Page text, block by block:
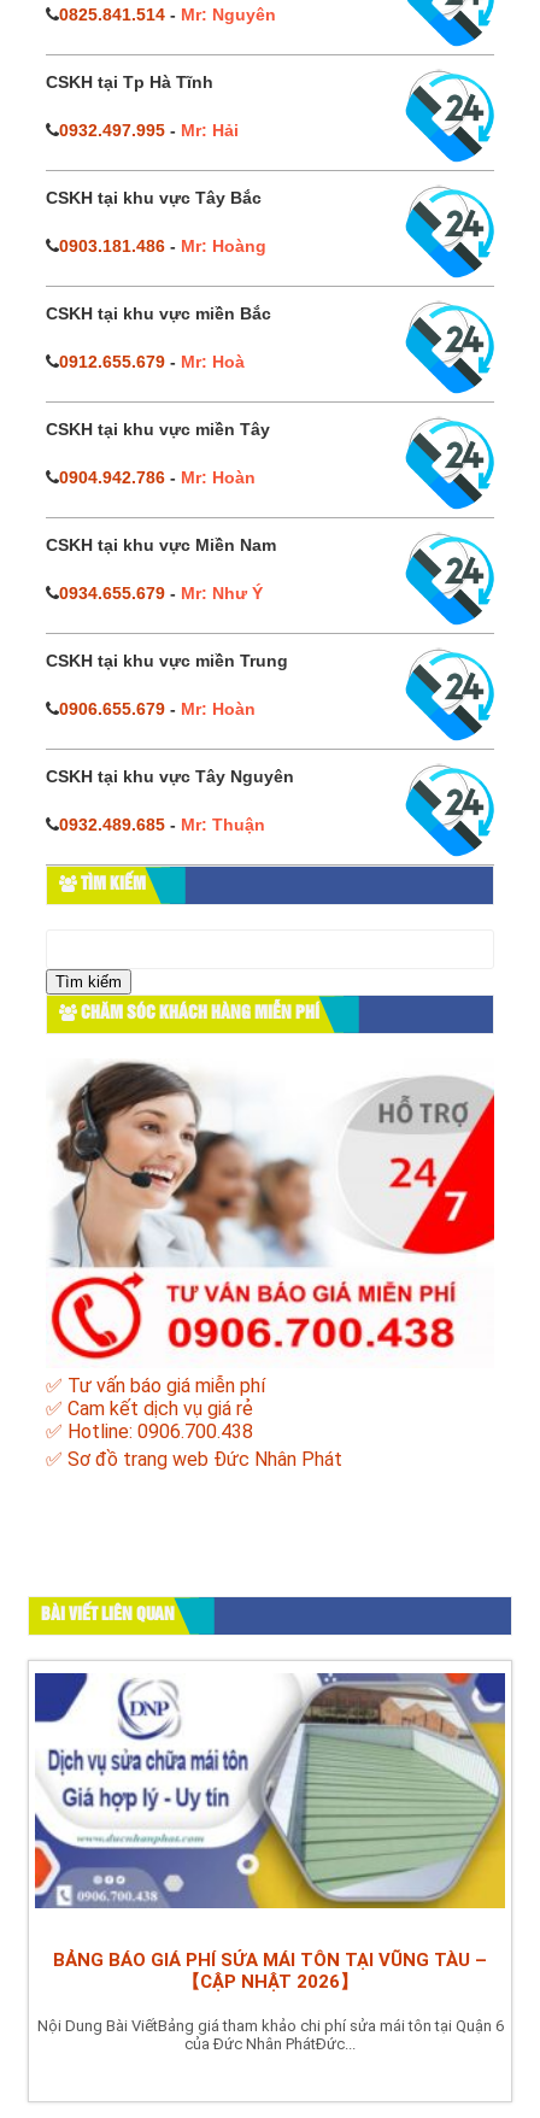
0825.841.514 - Mr: Nguyên
CSKH tại Tp Hà Tĩnh
0932.497.995 - Mr: Hải
CSKH tại khu vực Tây Bắc
0903.181.486 - Mr: Hoàng
CSKH tại khu vực miền Bắc
0912.655.679 - Mr: Hoà
CSKH tại khu vực miền Tây
0904.942.786 - Mr: Hoàn
CSKH tại khu vực Miền Nam
0934.655.679 - Mr: Như Ý
CSKH tại khu vực miền Trung
0906.655.679 - Mr: Hoàn
CSKH tại khu vực Tây Nguyên
0932.489.685 - Mr: Thuận
TÌM KIẾM
cho:
CHĂM SÓC KHÁCH HÀNG MIỄN PHÍ
✅ Tư vấn báo giá miễn phí
✅ Cam kết dịch vụ giá rẻ
✅ Hotline: 0906.700.438
✅ Sơ đồ trang web Đức Nhân Phát
BÀI VIẾT LIÊN QUAN
BẢNG BÁO GIÁ PHÍ SỬA MÁI TÔN TẠI VŨNG TÀU –
【CẬP NHẬT 2026】
Nội Dung Bài ViếtBảng giá tham khảo chi phí sửa mái tôn tại Quận 6
của Đức Nhân PhátĐức...